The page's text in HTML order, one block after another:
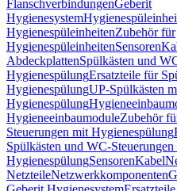
FlanschverbindungenGeberit
Hygienesystem
HygienespüleinheitenZubehör für
HygienespüleinheitenSensoren
AbdeckplattenSpülkästen und
HygienespülungErsatzteile für
HygienespülungUP-Spülkästen
Hygienespülung
HygieneeinbaumoduleZubehör
Steuerungen mit Hygienespülung
Spülkästen und WC-
HygienespülungSensorenKabel
NetzteileNetzwerkkomponenten